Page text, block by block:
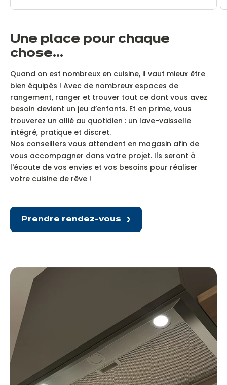
Une place pour chaque
chose…
Quand on est nombreux en cuisine, il vaut mieux être
bien équipés ! Avec de nombreux espaces de
rangement, ranger et trouver tout ce dont vous avez
besoin devient un jeu d’enfants. Et en prime, vous
trouverez un allié au quotidien : un lave-vaisselle
intégré, pratique et discret.
Nos conseillers vous attendent en magasin afin de
vous accompagner dans votre projet. Ils seront à
l'écoute de vos envies et vos besoins pour réaliser
votre cuisine de rêve !
Prendre rendez-vous